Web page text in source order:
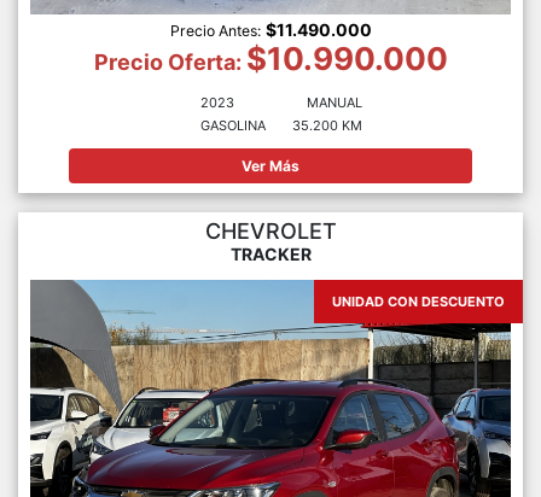
Precio Antes: $11.490.000
Precio Oferta: $10.990.000
2023
GASOLINA
MANUAL
35.200 KM
Ver Más
CHEVROLET
TRACKER
UNIDAD CON DESCUENTO